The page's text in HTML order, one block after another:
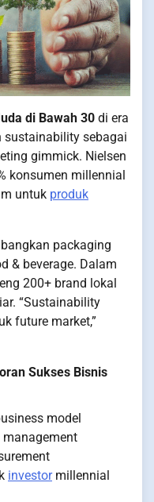
di Bawah 30 di era
sebagai
gimmick. Nielsen
konsumen millennial
untuk produk
packaging
& beverage. Dalam
200+ brand lokal
“Sustainability
future market,”
Sukses Bisnis
model
management
investormillennial